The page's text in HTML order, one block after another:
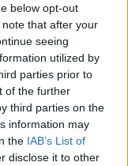
below opt-out
that after your
seeing
utilized by
parties prior to
of the further
third parties on the
information may
the IAB’s List of
disclose it to other